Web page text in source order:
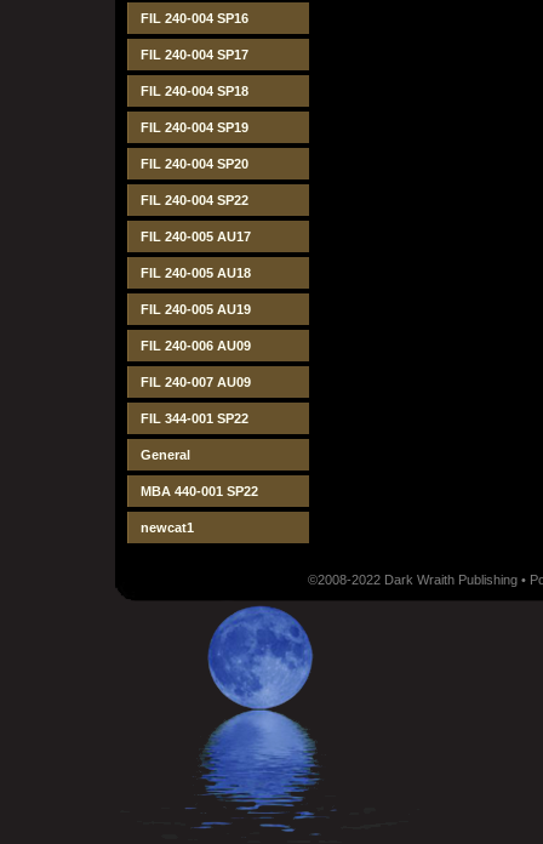
FIL 240-004 SP16
FIL 240-004 SP17
FIL 240-004 SP18
FIL 240-004 SP19
FIL 240-004 SP20
FIL 240-004 SP22
FIL 240-005 AU17
FIL 240-005 AU18
FIL 240-005 AU19
FIL 240-006 AU09
FIL 240-007 AU09
FIL 344-001 SP22
General
MBA 440-001 SP22
newcat1
©2008-2022 Dark Wraith Publishing •